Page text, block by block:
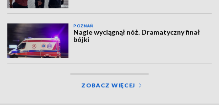
POZNAŃ
Nagle wyciągnął nóż. Dramatyczny finał
bójki
ZOBACZ WIĘCEJ